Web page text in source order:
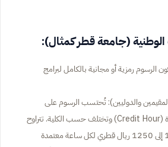
(جامعة قطر كمثال):
الرسوم رمزية أو مجانية بالكامل لبرامج
والدوليين): تُحتسب الرسوم على
أساس الساعة المعتمدة (Credit Hour) وتختلف حسب الكلية. تتراوح
الرسوم عادة بين 1000 إلى 1250 ريال قطري لكل ساعة معتمدة